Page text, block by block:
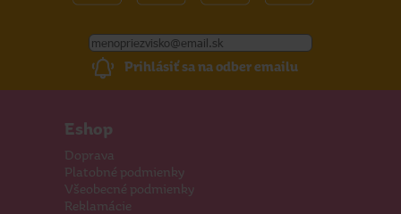
Prihlásiť sa na odber emailu
Eshop
Doprava
Platobné podmienky
Všeobecné podmienky
Reklamácie